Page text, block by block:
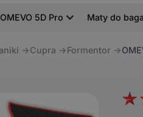
OMEVO 5D Pro Maty do
Cupra Formentor